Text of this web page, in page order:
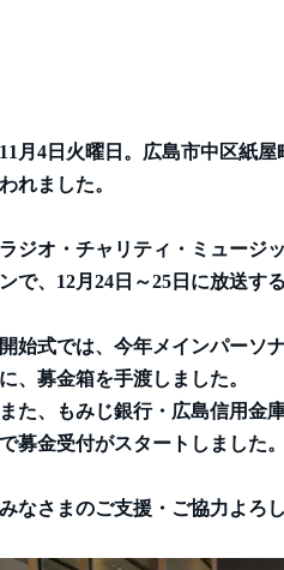
11月4日火曜日。広島市中区紙
われました。
ラジオ・チャリティ・ミュージ
ンで、12月24日～25日に放送す
開始式では、今年メインパーソ
に、募金箱を手渡しました。
また、もみじ銀行・広島信用金
で募金受付がスタートしました。
みなさまのご支援・ご協力よろ